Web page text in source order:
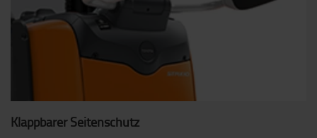
Klappbarer Seitenschutz